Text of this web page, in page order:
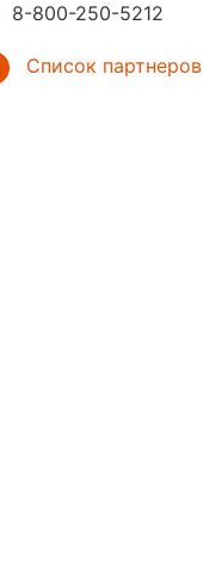
8-800-250-5212
Список партнеров